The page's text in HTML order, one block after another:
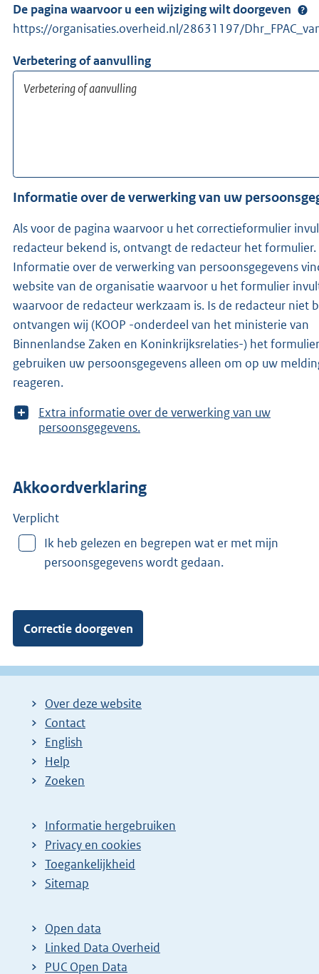
De pagina waarvoor u een wijziging wilt doorgeven
https://organisaties.overheid.nl/28631197/
Verbetering of aanvulling
Informatie over de verwerking van uw
Als voor de pagina waarvoor u het correctieformulier
redacteur bekend is, ontvangt de redacteur het formulier.
Informatie over de verwerking van persoonsgegevens
website van de organisatie waarvoor u het formulier
waarvoor de redacteur werkzaam is. Is de redacteur niet bekend,
ontvangen wij (KOOP -onderdeel van het ministerie van
Binnenlandse Zaken en Koninkrijksrelaties-) het
gebruiken uw persoonsgegevens alleen om op uw
reageren.
T
o
e
r
n
Extra informatie over de verwerking van uw
persoonsgegevens.
Akkoordverklaring
Verplicht
Ik heb gelezen en begrepen wat er met mijn
persoonsgegevens wordt gedaan.
Over deze website
Contact
English
Help
Zoeken
Informatie hergebruiken
Privacy en cookies
Toegankelijkheid
Sitemap
Open data
Linked Data Overheid
PUC Open Data